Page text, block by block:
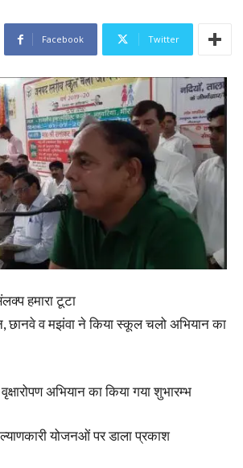
Facebook Twitter
हमारा टूटा
छानवे व मझंवा ने किया स्कूल चलो अभियान का
अभियान का किया गया शुभारम्भ
योजनओं पर डाला प्रकाश